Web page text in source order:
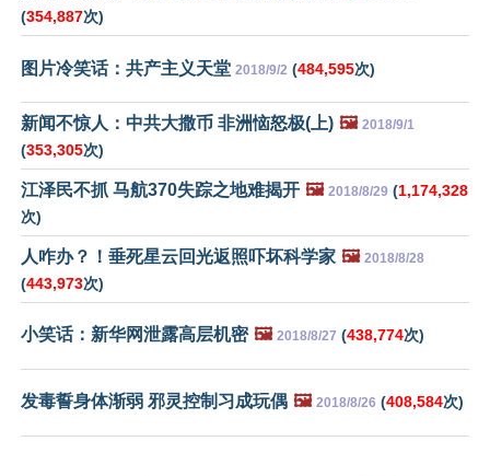
(354,887次)
图片冷笑话：共产主义天堂 2018/9/2 (484,595次)
新闻不惊人：中共大撒币 非洲恼怒极(上) 🖼️ 2018/9/1
(353,305次)
江泽民不抓 马航370失踪之地难揭开 🖼️ 2018/8/29 (1,174,328
次)
人咋办？！垂死星云回光返照吓坏科学家 🖼️ 2018/8/28
(443,973次)
小笑话：新华网泄露高层机密 🖼️ 2018/8/27 (438,774次)
发毒誓身体渐弱 邪灵控制习成玩偶 🖼️ 2018/8/26 (408,584次)